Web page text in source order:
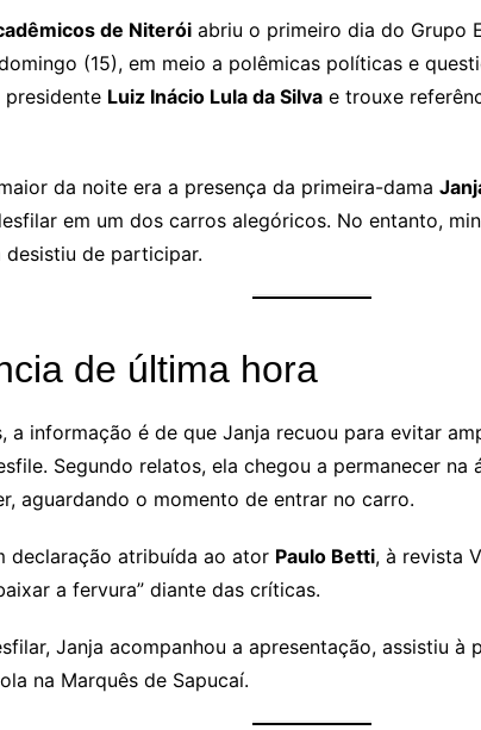
de Niterói abriu o primeiro dia do Grupo
(15), em meio a polêmicas políticas e
presidente Luiz Inácio Lula da Silva e trouxe
da noite era a presença da primeira-dama
em um dos carros alegóricos. No entanto,
desistiu de participar.
de última hora
a informação é de que Janja recuou para evitar
Segundo relatos, ela chegou a permanecer na
aguardando o momento de entrar no carro.
declaração atribuída ao ator Paulo Betti, à revista
a fervura” diante das críticas.
Janja acompanhou a apresentação, assistiu à
na Marquês de Sapucaí.